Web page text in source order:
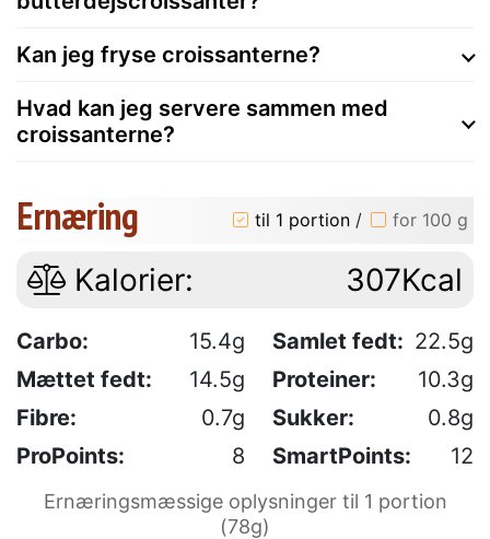
Kan jeg fryse croissanterne?
Hvad kan jeg servere sammen med
croissanterne?
Ernæring til 1 portion / for 100 g
Kalorier: 307Kcal
Carbo: 15.4g Samlet fedt: 22.5g
Mættet fedt:
14.5g Proteiner:
10.3g
Fibre:
0.7g Sukker:
0.8g
ProPoints:
8 SmartPoints: 12
Ernæringsmæssige oplysninger til 1 portion
(78g)